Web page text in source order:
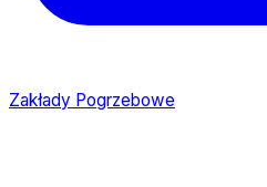
Zakłady Pogrzebowe